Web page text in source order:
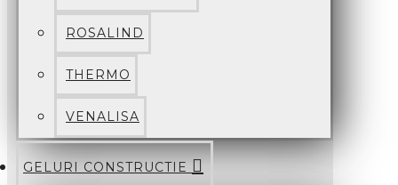
ROSALIND
THERMO
VENALISA
GELURI CONSTRUCTIE